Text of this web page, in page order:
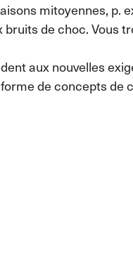
mitoyennes, p.
de choc. Vous
aux nouvelles
de concepts de